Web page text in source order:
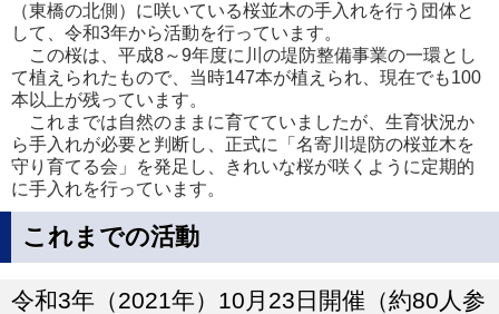
（東橋の北側）に咲いている桜並木の手入れを行う団体と
して、令和3年から活動を行っています。
この桜は、平成8～9年度に川の堤防整備事業の一環とし
て植えられたもので、当時147本が植えられ、現在でも100
本以上が残っています。
これまでは自然のままに育てていましたが、生育状況か
ら手入れが必要と判断し、正式に「名寄川堤防の桜並木を
守り育てる会」を発足し、きれいな桜が咲くように定期的
に手入れを行っています。
これまでの活動
令和3年（2021年）10月23日開催（約80人参